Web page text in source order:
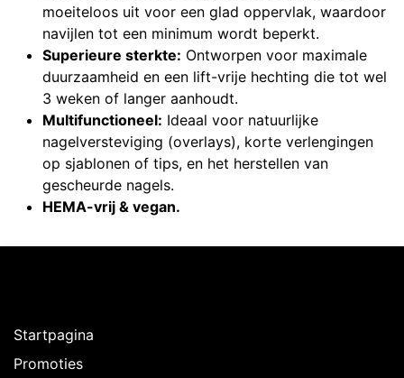
moeiteloos uit voor een glad oppervlak, waardoor
navijlen tot een minimum wordt beperkt.
Superieure sterkte: Ontworpen voor maximale
duurzaamheid en een lift-vrije hechting die tot wel
3 weken of langer aanhoudt.
Multifunctioneel: Ideaal voor natuurlijke
nagelversteviging (overlays), korte verlengingen
op sjablonen of tips, en het herstellen van
gescheurde nagels.
HEMA-vrij & vegan.
Startpagina
Promoties